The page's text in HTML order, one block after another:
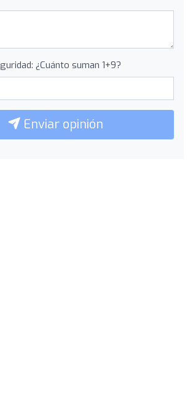
¿Cuánto suman 1+9?
Enviar opinión